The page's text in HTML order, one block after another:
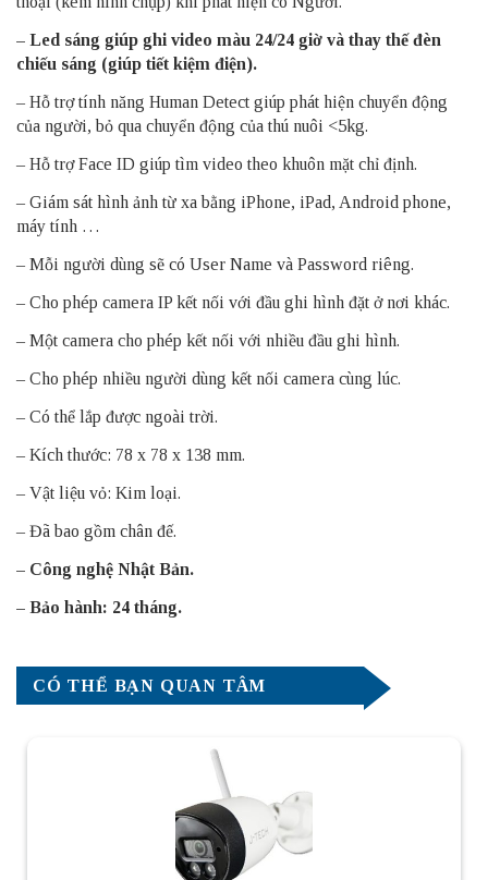
– Led sáng giúp ghi video màu 24/24 giờ và thay thế đèn
chiếu sáng (giúp tiết kiệm điện).
– Hỗ trợ tính năng Human Detect giúp phát hiện chuyển động
của người, bỏ qua chuyển động của thú nuôi <5kg.
– Hỗ trợ Face ID giúp tìm video theo khuôn mặt chỉ định.
– Giám sát hình ảnh từ xa bằng iPhone, iPad, Android phone,
máy tính …
– Mỗi người dùng sẽ có User Name và Password riêng.
– Cho phép camera IP kết nối với đầu ghi hình đặt ở nơi khác.
– Một camera cho phép kết nối với nhiều đầu ghi hình.
– Cho phép nhiều người dùng kết nối camera cùng lúc.
– Có thể lắp được ngoài trời.
– Kích thước: 78 x 78 x 138 mm.
– Vật liệu vỏ: Kim loại.
– Đã bao gồm chân đế.
– Công nghệ Nhật Bản.
– Bảo hành: 24 tháng.
CÓ THỂ BẠN QUAN TÂM